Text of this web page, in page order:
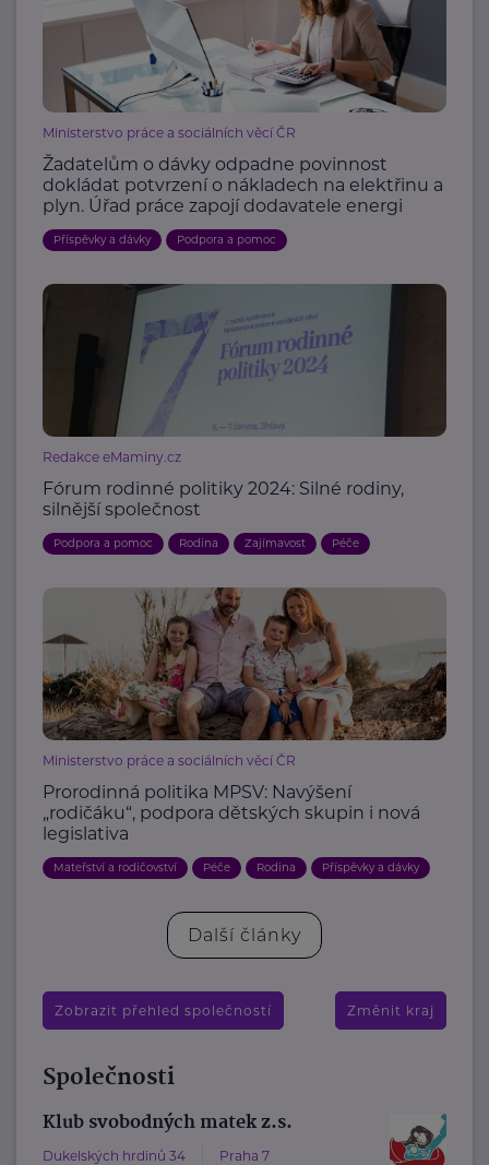
Ministerstvo práce a sociálních věcí ČR
Žadatelům o dávky odpadne povinnost
dokládat potvrzení o nákladech na elektřinu a
plyn. Úřad práce zapojí dodavatele energi
Příspěvky a dávky Podpora a pomoc
Redakce eMaminy.cz
Fórum rodinné politiky 2024: Silné rodiny,
silnější společnost
Podpora a pomoc Rodina Zajímavost Péče
Ministerstvo práce a sociálních věcí ČR
Prorodinná politika MPSV: Navýšení
„rodičáku“, podpora dětských skupin i nová
legislativa
Mateřství a rodičovství Péče Rodina Příspěvky a dávky
Další články
Zobrazit přehled společností Změnit kraj
Společnosti
Klub svobodných matek z.s.
Dukelských hrdinů 34 Praha 7